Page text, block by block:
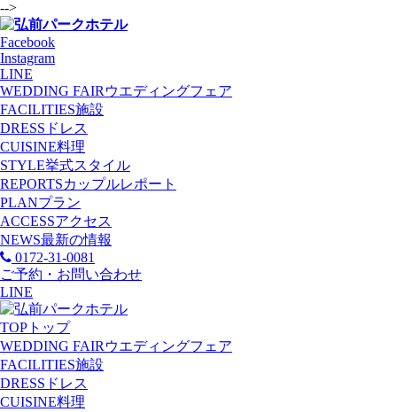
-->
Facebook
Instagram
LINE
WEDDING FAIR ウエディングフェア
FACILITIES施設
DRESS ドレス
CUISINE料理
STYLE挙式スタイル
REPORTSカップルレポート
PLANプラン
ACCESSアクセス
NEWS最新の情報
0172-31-0081
ご予約・お問い合わせ
LINE
TOP トップ
WEDDING FAIR ウエディングフェア
FACILITIES施設
DRESS ドレス
CUISINE料理